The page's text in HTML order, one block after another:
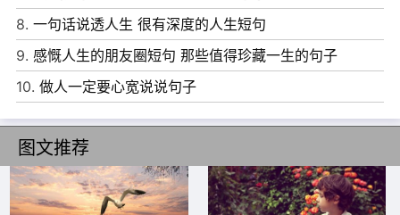
8. 一句话说透人生 很有深度的人生短句
9. 感慨人生的朋友圈短句 那些值得珍藏一生的句子
10. 做人一定要心宽说说句子
图文推荐